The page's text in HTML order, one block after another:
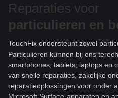
Reparaties voor
particulieren en
TouchFix ondersteunt zowel
Particulieren kunnen bij ons
smartphones, tablets, laptops en
van snelle reparaties, zakelijke
reparatieoplossingen voor onder